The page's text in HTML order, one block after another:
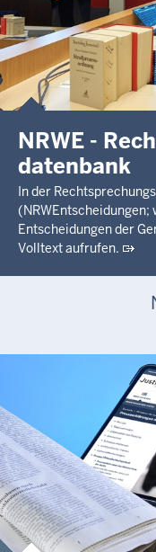
NRWE -
datenbank
In der
Entscheidungen der
Volltext aufrufen.